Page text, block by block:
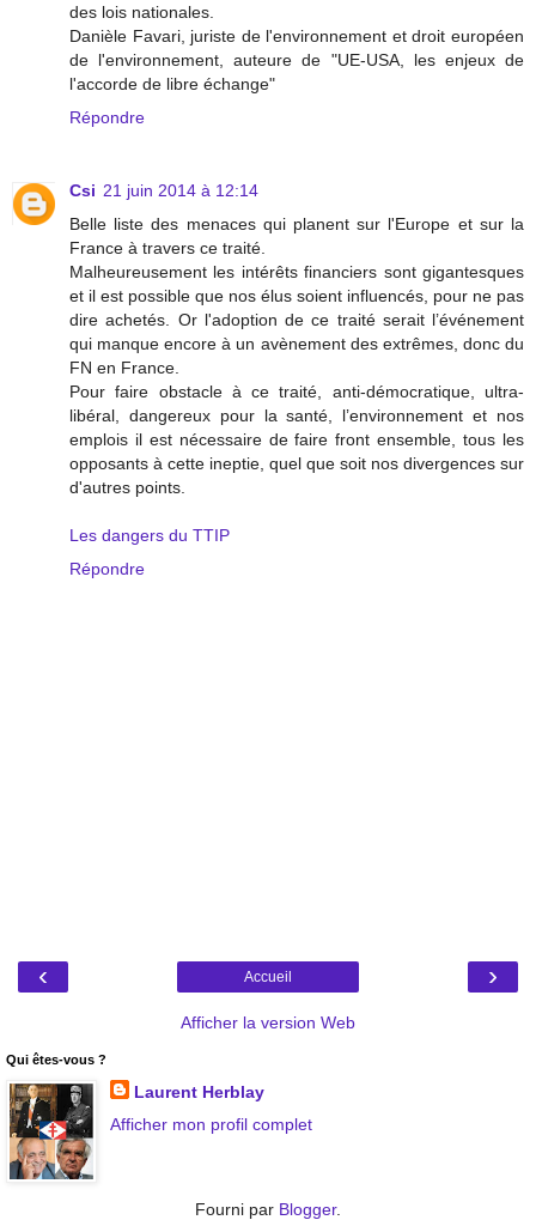
des lois nationales.
Danièle Favari, juriste de l'environnement et droit européen
de l'environnement, auteure de "UE-USA, les enjeux de
l'accorde de libre échange"
Répondre
Csi 21 juin 2014 à 12:14
Belle liste des menaces qui planent sur l'Europe et sur la
France à travers ce traité.
Malheureusement les intérêts financiers sont gigantesques
et il est possible que nos élus soient influencés, pour ne pas
dire achetés. Or l'adoption de ce traité serait l’événement
qui manque encore à un avènement des extrêmes, donc du
FN en France.
Pour faire obstacle à ce traité, anti-démocratique, ultra-
libéral, dangereux pour la santé, l’environnement et nos
emplois il est nécessaire de faire front ensemble, tous les
opposants à cette ineptie, quel que soit nos divergences sur
d'autres points.
Les dangers du TTIP
Répondre
‹ ›
Accueil
Afficher la version Web
Qui êtes-vous ?
Laurent Herblay
Afficher mon profil complet
Fourni par Blogger.